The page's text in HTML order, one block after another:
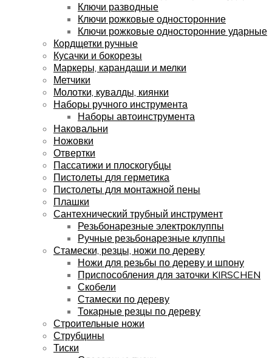
Ключи разводные
Ключи рожковые односторонние
Ключи рожковые односторонние ударные
Кордщетки ручные
Кусачки и бокорезы
Маркеры, карандаши и мелки
Метчики
Молотки, кувалды, киянки
Наборы ручного инструмента
Наборы автоинструмента
Наковальни
Ножовки
Отвертки
Пассатижи и плоскогубцы
Пистолеты для герметика
Пистолеты для монтажной пены
Плашки
Сантехнический трубный инструмент
Резьбонарезные электроклуппы
Ручные резьбонарезные клуппы
Стамески, резцы, ножи по дереву
Ножи для резьбы по дереву и шпону
Приспособления для заточки KIRSCHEN
Скобели
Стамески по дереву
Токарные резцы по дереву
Строительные ножи
Струбцины
Тиски